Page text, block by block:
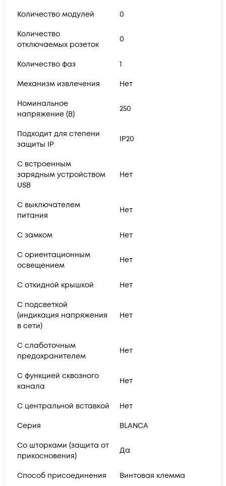
Количество модулей 0
Количество
отключаемых розеток
0
Количество фаз 1
Механизм извлечения Нет
Номинальное
напряжение (В)
250
Подходит для степени
защиты IP
IP20
С встроенным
зарядным устройством
USB
Нет
С выключателем
питания
Нет
С замком Нет
С ориентационным
освещением
Нет
С откидной крышкой Нет
С подсветкой
(индикация напряжения
в сети)
Нет
С слаботочным
предохранителем
Нет
С функцией сквозного
канала
Нет
С центральной вставкой Нет
Серия BLANCA
Со шторками (защита от
прикосновения)
Да
Способ присоединения Винтовая клемма